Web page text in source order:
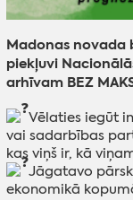
Madonas
piekļuvi
arhīvam BEZ
Vēlaties iegūt
vai sadarbības
kas viņš ir, kā
Jāgatavo
ekonomikā